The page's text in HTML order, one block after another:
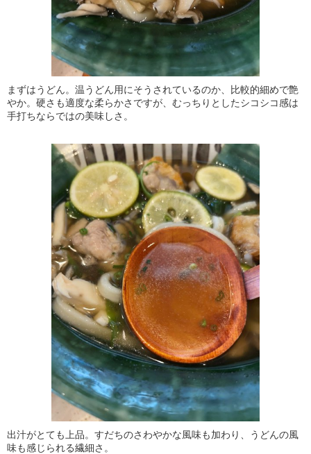
まずはうどん。温うどん用にそうされているのか、比較的細めで艶
やか。硬さも適度な柔らかさですが、むっちりとしたシコシコ感は
手打ちならではの美味しさ。
出汁がとても上品。すだちのさわやかな風味も加わり、うどんの風
味も感じられる繊細さ。